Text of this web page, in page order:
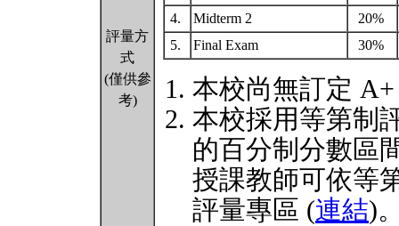
評量方
式
(僅供參
考)
4.
Midterm 2
20%
5.
Final Exam 30%
本校尚無訂定
本校採用等第制
的百分制分數區
授課教師可依等
評量專區 (連結)